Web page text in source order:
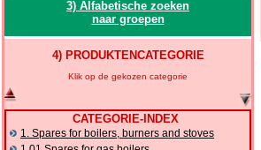
3) Alfabetische zoeken
naar groepen
4) PRODUKTENCATEGORIE
Klik op de gekozen categorie
CATEGORIE-INDEX
1. Spares for boilers, burners and stoves